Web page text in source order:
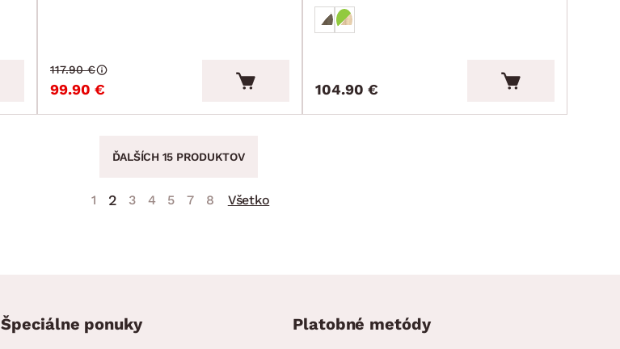
99.90 €
117.90 €
104.90 €
ĎALŠÍCH 15 PRODUKTOV
1 2 3 4 5 7 8 Všetko
Špeciálne ponuky Platobné metódy